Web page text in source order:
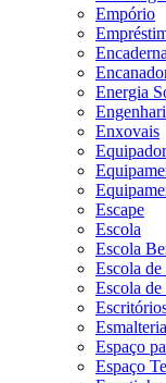
Empório
Energia
Enxovais
Escape
Escola
Escola
Escola
Escola
Esmalteria
Espaço
Espaço